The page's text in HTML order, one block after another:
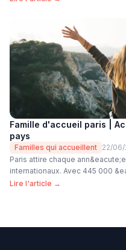
Famille d'accueil paris |
pays
Familles qui accueillent 22/
Paris attire chaque
internationaux. Avec 445 000
Lire l'article →